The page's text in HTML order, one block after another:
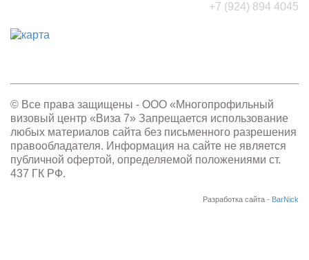
+7 (924) 894 4045
© Все права защищены - OOO «Многопрофильный
визовый центр «Виза 7» Запрещается использование
любых материалов сайта без письменного разрешения
правообладателя. Информация на сайте не является
публичной офертой, определяемой положениями ст.
437 ГК РФ.
Разработка сайта - BarNick